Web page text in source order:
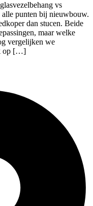
vs
punten bij nieuwbouw.
dan stucen. Beide
maar welke
vergelijken we
op […]